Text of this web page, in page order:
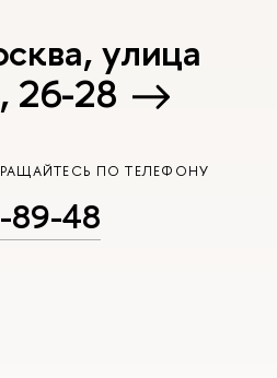
улица
26-28
ПО ТЕЛЕФОНУ
89-48